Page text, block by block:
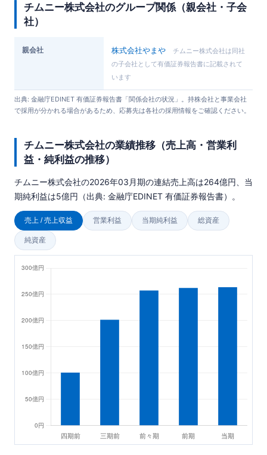
チムニー株式会社のグループ関係（親会社・子会
社）
親会社 株式会社やまや
チムニー株式会社は同社
の子会社として有価証券報告書に記載されて
います
出典: 金融庁EDINET 有価証券報告書「関係会社の状況」。持株会社と事業会社
で採用が分かれる場合があるため、応募先は各社の採用情報をご確認ください。
チムニー株式会社の業績推移（売上高・営業利
益・純利益の推移）
チムニー株式会社の2026年03月期の連結売上高は264億円、当
期純利益は5億円（出典: 金融庁EDINET 有価証券報告書）。
売上 / 売上収益 営業利益 当期純利益 総資産
純資産